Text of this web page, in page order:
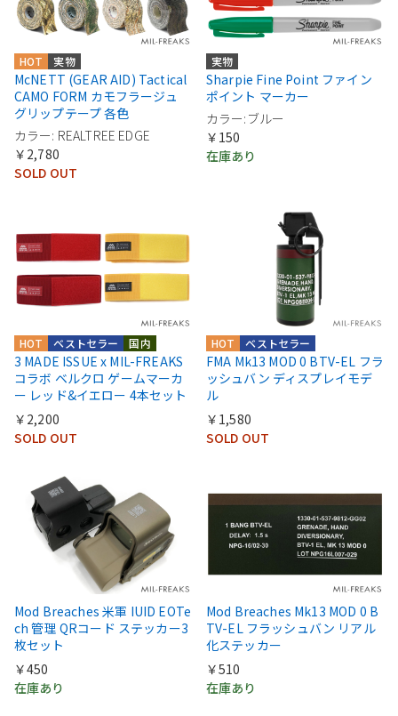
実物
HOT
McNETT (GEAR AID) Tactical
CAMO FORM カモフラージュ
グリップテープ 各色
カラー: REALTREE EDGE
￥2,780
SOLD OUT
実物
Sharpie Fine Point ファイン
ポイント マーカー
カラー:ブルー
￥150
在庫あり
国内
ベストセラー
HOT
3 MADE ISSUE x MIL-FREAKS
コラボ ベルクロ ゲームマーカ
ー レッド&イエロー 4本セット
￥2,200
SOLD OUT
ベストセラー
HOT
FMA Mk13 MOD 0 BTV-EL フラ
ッシュバン ディスプレイモデ
ル
￥1,580
SOLD OUT
Mod Breaches 米軍 IUID EOTe
ch 管理 QRコード ステッカー3
枚セット
￥450
在庫あり
Mod Breaches Mk13 MOD 0 B
TV-EL フラッシュバン リアル
化ステッカー
￥510
在庫あり